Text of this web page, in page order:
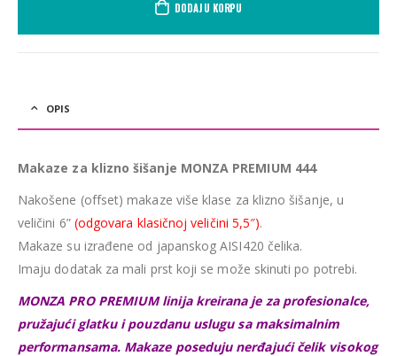
DODAJ U KORPU
OPIS
Makaze za klizno šišanje MONZA PREMIUM 444
Nakošene (offset) makaze više klase za klizno šišanje, u
veličini 6” (odgovara klasičnoj veličini 5,5″).
Makaze su izrađene od japanskog AISI420 čelika.
Imaju dodatak za mali prst koji se može skinuti po potrebi.
MONZA PRO PREMIUM linija kreirana je za profesionalce,
pružajući glatku i pouzdanu uslugu sa maksimalnim
performansama. Makaze poseduju nerđajući čelik visokog